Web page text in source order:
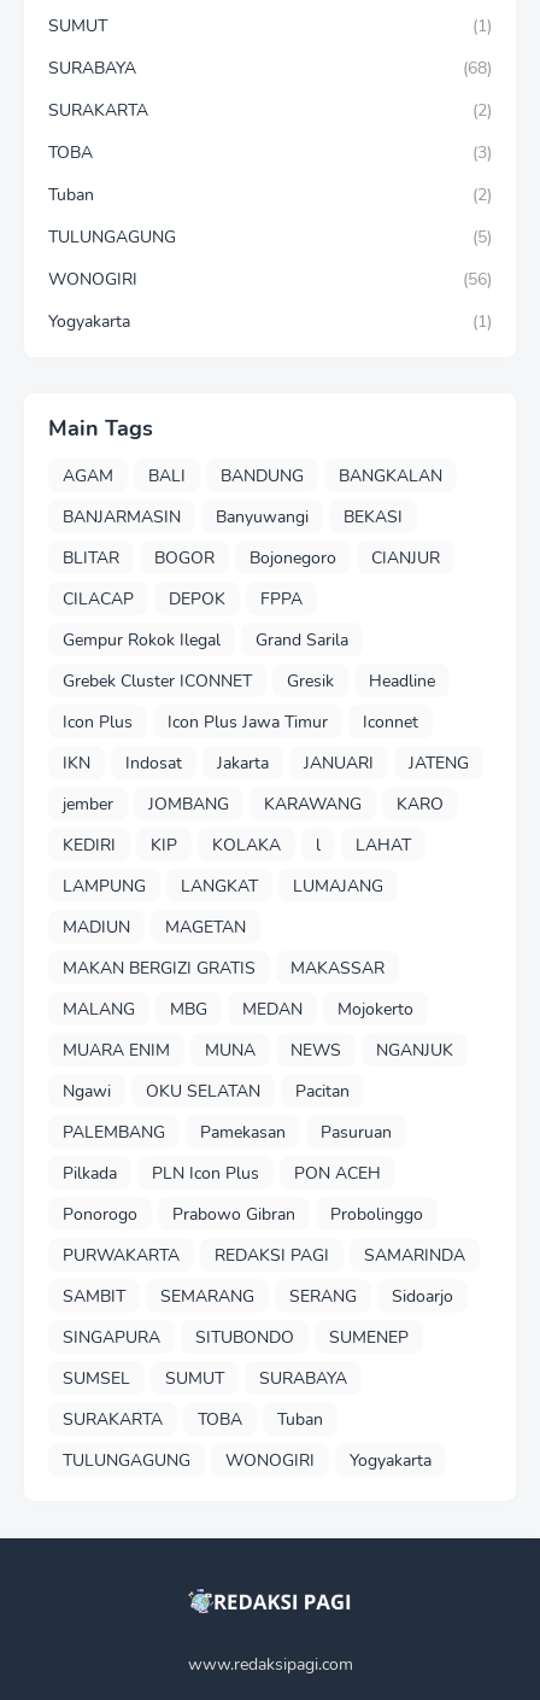
SUMUT
(1)
SURABAYA
(68)
SURAKARTA
(2)
TOBA
(3)
Tuban
(2)
TULUNGAGUNG
(5)
WONOGIRI
(56)
Yogyakarta
(1)
Main Tags
AGAM BALI BANDUNG
BANGKALAN
BANJARMASIN
Banyuwangi
BEKASI
BLITAR
BOGOR Bojonegoro
CIANJUR
CILACAP
DEPOK
FPPA
Gempur Rokok Ilegal
Grand Sarila
Grebek Cluster ICONNET
Gresik
Headline
Icon Plus
Icon Plus Jawa Timur
Iconnet
IKN
Indosat Jakarta JANUARI
JATENG
jember
JOMBANG KARAWANG
KARO
KEDIRI
KIP KOLAKA l
LAHAT
LAMPUNG
LANGKAT
LUMAJANG
MADIUN
MAGETAN
MAKAN BERGIZI GRATIS
MAKASSAR
MALANG
MBG MEDAN
Mojokerto
MUARA ENIM
MUNA NEWS
NGANJUK
Ngawi
OKU SELATAN
Pacitan
PALEMBANG
Pamekasan
Pasuruan
Pilkada
PLN Icon Plus
PON ACEH
Ponorogo
Prabowo Gibran
Probolinggo
PURWAKARTA
REDAKSI PAGI
SAMARINDA
SAMBIT
SEMARANG SERANG
Sidoarjo
SINGAPURA
SITUBONDO
SUMENEP
SUMSEL
SUMUT
SURABAYA
SURAKARTA
TOBA
Tuban
TULUNGAGUNG
WONOGIRI Yogyakarta
www.redaksipagi.com